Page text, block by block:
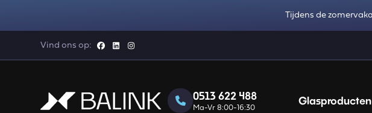
Tijdens de
Vind ons op:
0513 622 488
Ma-Vr 8:00-16:30
Glasproducten